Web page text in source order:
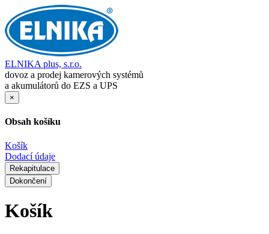
ELNIKA plus, s.r.o.
dovoz a prodej kamerových systémů
a akumulátorů do EZS a UPS
×
Obsah košíku
Košík
Dodací údaje
Rekapitulace
Dokončení
Košík